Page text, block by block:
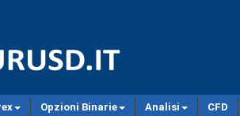
Opzioni Binarie Analisi CFD